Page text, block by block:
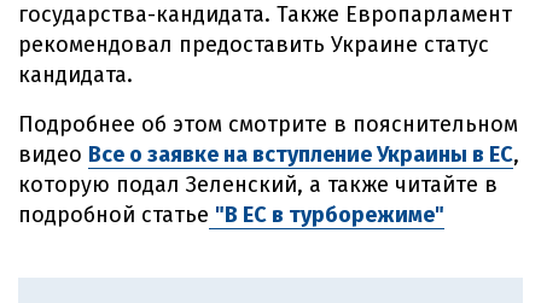
государства-кандидата. Также Европарламент
рекомендовал предоставить Украине статус
кандидата.
Подробнее об этом смотрите в пояснительном
видео Все о заявке на вступление Украины в ЕС,
которую подал Зеленский, а также читайте в
подробной статье "В ЕС в турборежиме"